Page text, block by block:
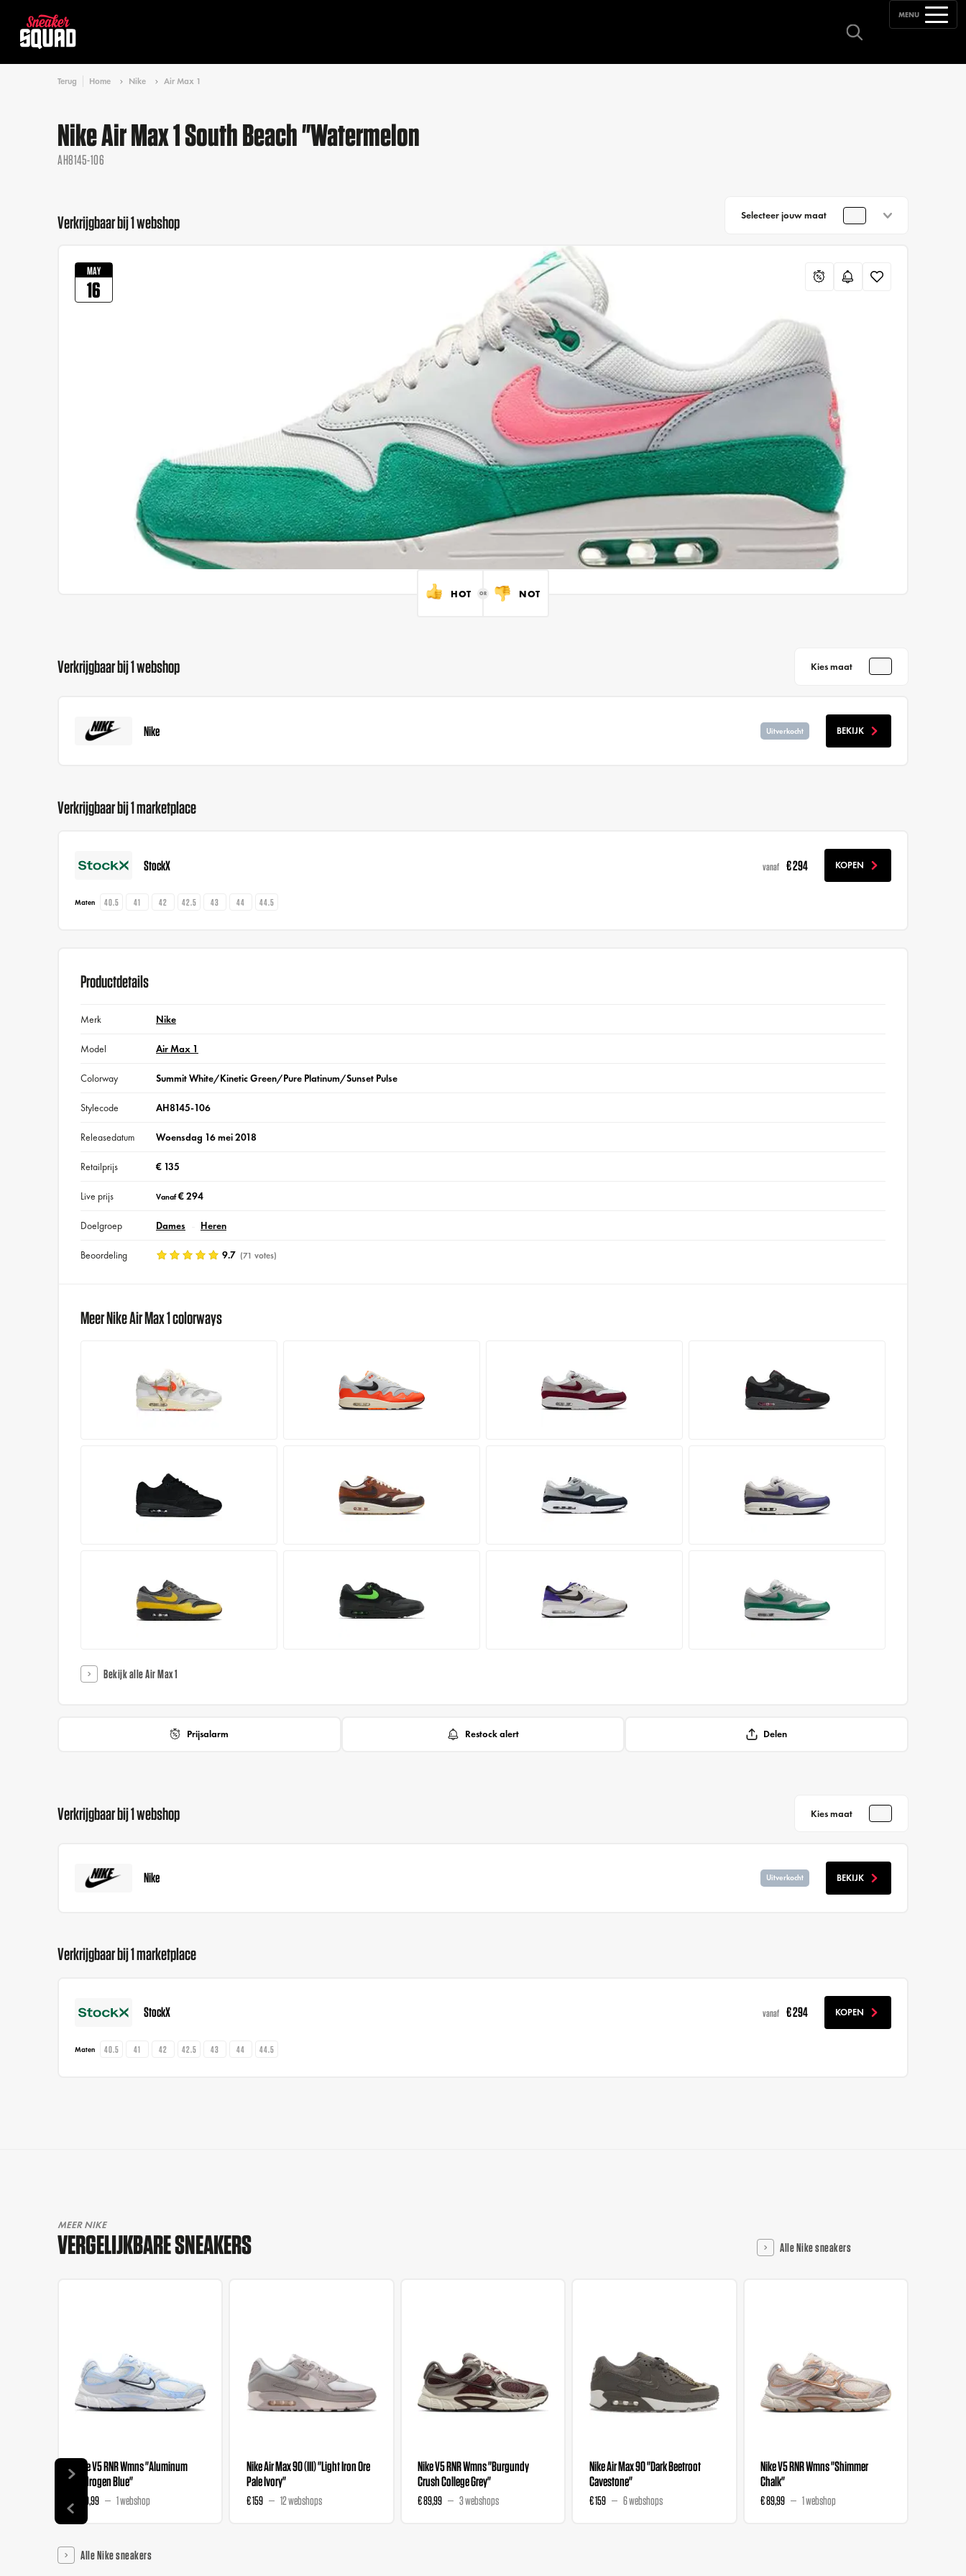
MENU
Terug Home Nike Air Max 1
Nike Air Max 1 South Beach "Watermelon
AH8145-106
Verkrijgbaar bij 1 webshop Selecteer jouw maat
MAY
16
HOT NOT
Verkrijgbaar bij 1 webshop Kies maat
Nike Uitverkocht BEKIJK
Verkrijgbaar bij 1 marketplace
StockX vanaf € 294 KOPEN
Maten 40.5 41 42 42.5 43 44 44.5
Productdetails
Merk Nike
Model Air Max 1
Colorway Summit White/Kinetic Green/Pure Platinum/Sunset Pulse
Stylecode AH8145-106
Releasedatum Woensdag 16 mei 2018
Retailprijs € 135
Live prijs Vanaf€ 294
Doelgroep Dames Heren
Beoordeling 9.7 (71 votes)
Meer Nike Air Max 1 colorways
Bekijk alle Air Max 1
Prijsalarm Restock alert Delen
Verkrijgbaar bij 1 webshop Kies maat
Nike Uitverkocht BEKIJK
Verkrijgbaar bij 1 marketplace
StockX vanaf € 294 KOPEN
Maten 40.5 41 42 42.5 43 44 44.5
MEER NIKE
VERGELIJKBARE SNEAKERS Alle Nike sneakers
Nike V5 RNR Wmns "Aluminum
Hydrogen Blue"
€ 89,99 1 webshop
Nike Air Max 90 (III) "Light Iron Ore
Pale Ivory"
€ 159 12 webshops
Nike V5 RNR Wmns "Burgundy
Crush College Grey"
€ 89,99 3 webshops
Nike Air Max 90 "Dark Beetroot
Cavestone"
€ 159 6 webshops
Nike V5 RNR Wmns "Shimmer
Chalk"
€ 89,99 1 webshop
Alle Nike sneakers